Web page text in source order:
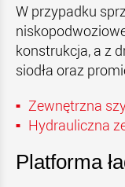
W przypadku
konstrukcja, a z
siodła oraz
Zewnętrzna
Hydrauliczna
Platforma